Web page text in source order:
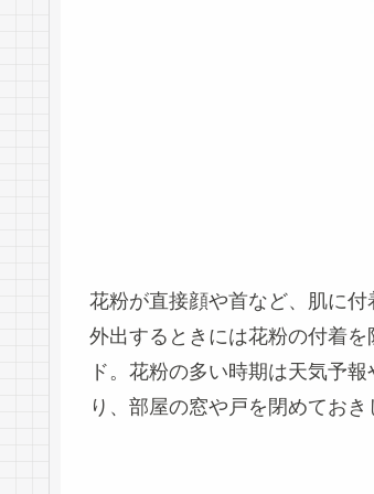
花粉が直接顔や首など、肌に付
外出するときには花粉の付着
ド。花粉の多い時期は天気予
り、部屋の窓や戸を閉めておき